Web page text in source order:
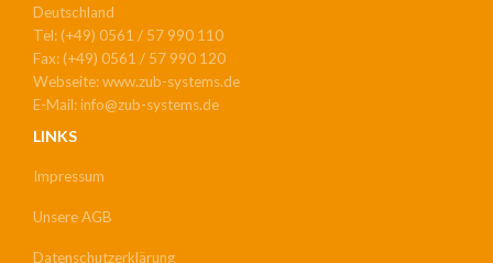
Deutschland
Tel: (+49) 0561 / 57 990 110
Fax: (+49) 0561 / 57 990 120
Webseite: www.zub-systems.de
E-Mail: info@zub-systems.de
LINKS
Impressum
Unsere AGB
Datenschutzerklärung